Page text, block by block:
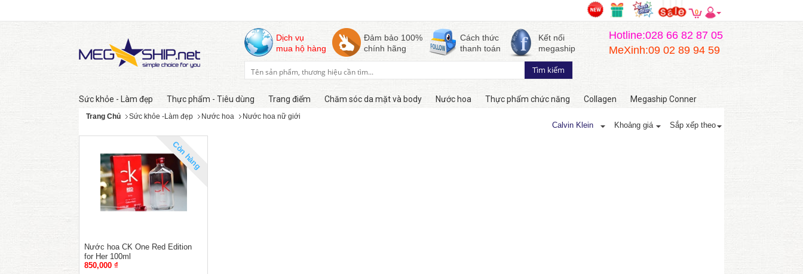
0
Dịch vụ
mua hộ hàng
Đảm bảo 100%
chính hãng
Cách thức
thanh toán
Kết nối
megaship
Hotline:028 66 82 87 05
MeXinh:09 02 89 94 59
Sức khỏe - Làm đẹp Thực phẩm - Tiêu dùng Trang điểm Chăm sóc da mặt và body Nước hoa Thực phẩm chức năng Collagen Megaship Conner
Trang Chủ Sức khỏe -Làm đẹp Nước hoa Nước hoa nữ giới
Calvin Klein Khoảng giá Sắp xếp theo
Còn hàng
Nước hoa CK One Red Edition
for Her 100ml
850,000 ₫